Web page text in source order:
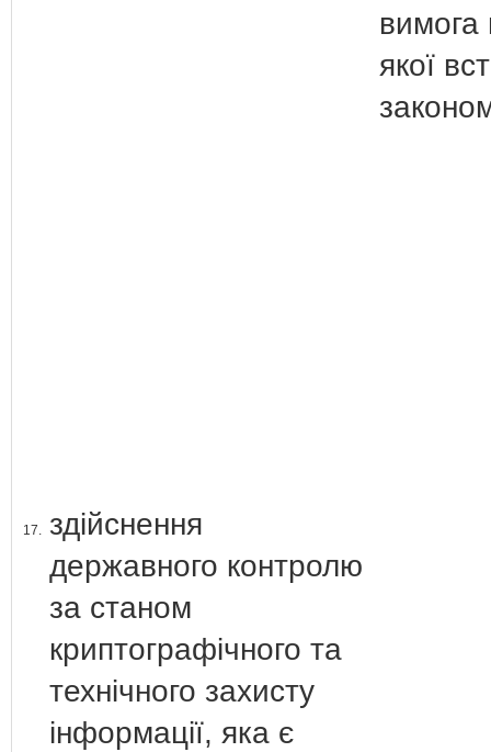
вимога
якої
17. здійснення
державного контролю
за станом
криптографічного та
технічного захисту
інформації, яка є